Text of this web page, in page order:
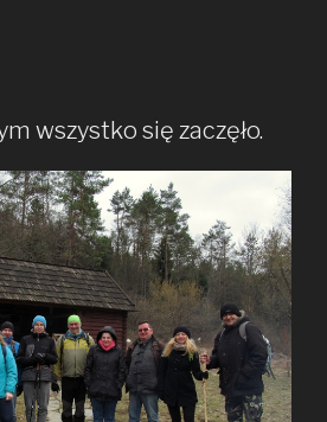
wszystko się zaczęło.